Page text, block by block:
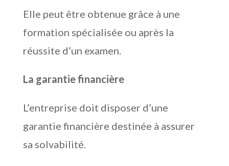
Elle peut être obtenue grâce à une
formation spécialisée ou après la
réussite d’un examen.
La garantie financière
L’entreprise doit disposer d’une
garantie financière destinée à assurer
sa solvabilité.